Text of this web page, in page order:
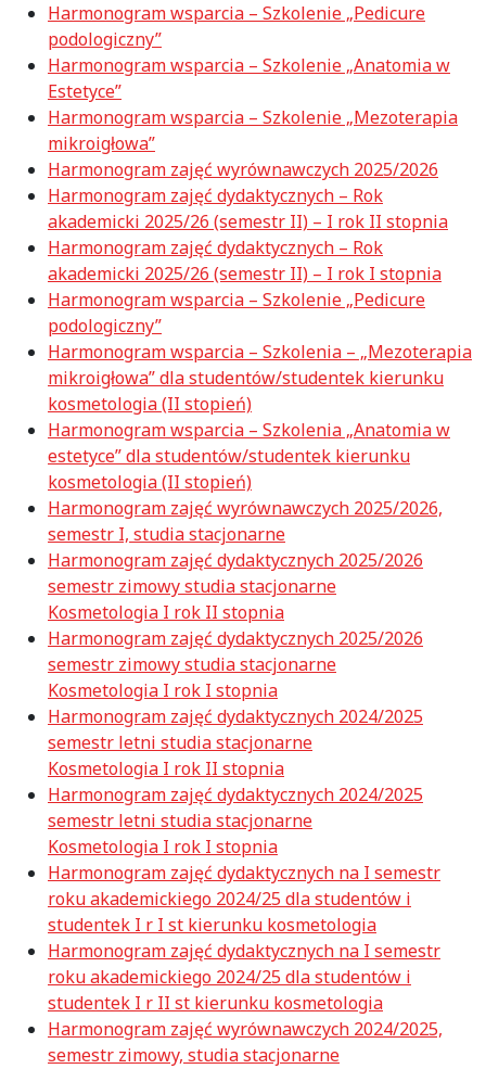
Harmonogram wsparcia – Szkolenie „Pedicure
podologiczny”
Harmonogram wsparcia – Szkolenie „Anatomia w
Estetyce”
Harmonogram wsparcia – Szkolenie „Mezoterapia
mikroigłowa”
Harmonogram zajęć wyrównawczych 2025/2026
Harmonogram zajęć dydaktycznych – Rok
akademicki 2025/26 (semestr II) – I rok II stopnia
Harmonogram zajęć dydaktycznych – Rok
akademicki 2025/26 (semestr II) – I rok I stopnia
Harmonogram wsparcia – Szkolenie „Pedicure
podologiczny”
Harmonogram wsparcia – Szkolenia – „Mezoterapia
mikroigłowa” dla studentów/studentek kierunku
kosmetologia (II stopień)
Harmonogram wsparcia – Szkolenia „Anatomia w
estetyce” dla studentów/studentek kierunku
kosmetologia (II stopień)
Harmonogram zajęć wyrównawczych 2025/2026,
semestr I, studia stacjonarne
Harmonogram zajęć dydaktycznych 2025/2026
semestr zimowy studia stacjonarne
Kosmetologia I rok II stopnia
Harmonogram zajęć dydaktycznych 2025/2026
semestr zimowy studia stacjonarne
Kosmetologia I rok I stopnia
Harmonogram zajęć dydaktycznych 2024/2025
semestr letni studia stacjonarne
Kosmetologia I rok II stopnia
Harmonogram zajęć dydaktycznych 2024/2025
semestr letni studia stacjonarne
Kosmetologia I rok I stopnia
Harmonogram zajęć dydaktycznych na I semestr
roku akademickiego 2024/25 dla studentów i
studentek I r I st kierunku kosmetologia
Harmonogram zajęć dydaktycznych na I semestr
roku akademickiego 2024/25 dla studentów i
studentek I r II st kierunku kosmetologia
Harmonogram zajęć wyrównawczych 2024/2025,
semestr zimowy, studia stacjonarne